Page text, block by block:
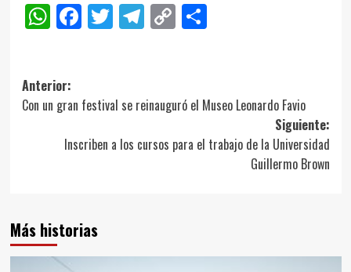
WhatsApp
Facebook
Twitter
Telegram
CopyCompartir
Navegación
de
entradas
Anterior:
Con un gran festival se reinauguró el Museo Leonardo Favio
Siguiente:
Inscriben a los cursos para el trabajo de la Universidad
Guillermo Brown
Más historias